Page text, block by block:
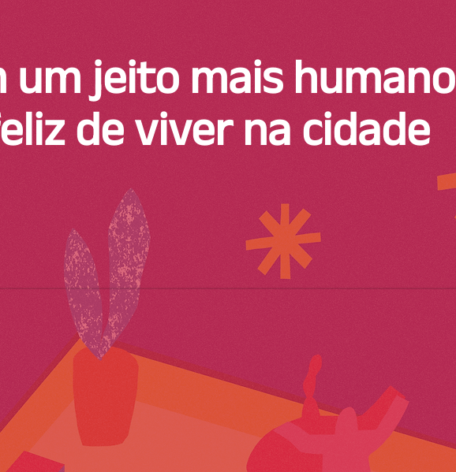
um jeito mais humano
de viver na cidade